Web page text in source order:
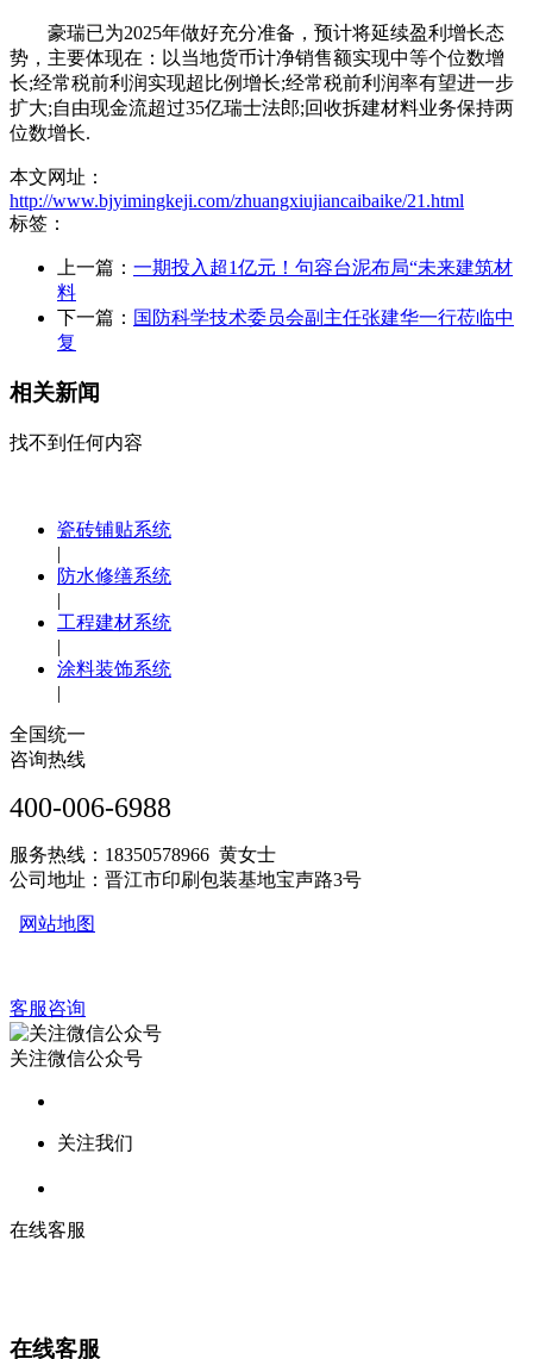
豪瑞已为2025年做好充分准备，预计将延续盈利增长态
势，主要体现在：以当地货币计净销售额实现中等个位数增
长;经常税前利润实现超比例增长;经常税前利润率有望进一步
扩大;自由现金流超过35亿瑞士法郎;回收拆建材料业务保持两
位数增长.
本文网址：
http://www.bjyimingkeji.com/zhuangxiujiancaibaike/21.html
标签：
上一篇： 一期投入超1亿元！句容台泥布局“未来建筑材
料
下一篇： 国防科学技术委员会副主任张建华一行莅临中
复
相关新闻
找不到任何内容
瓷砖铺贴系统
|
防水修缮系统
|
工程建材系统
|
涂料装饰系统
|
全国统一
咨询热线
400-006-6988
服务热线：18350578966 黄女士
公司地址：晋江市印刷包装基地宝声路3号
网站地图
客服咨询
关注微信公众号
关注我们
在线客服
在线客服